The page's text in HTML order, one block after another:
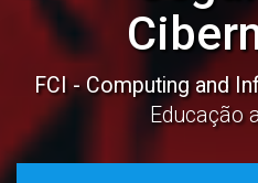
FCI - Computing and
Educação